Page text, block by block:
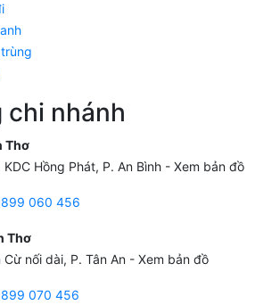
chi nhánh
Thơ
Hồng Phát, P. An Bình - Xem bản đồ
060 456
Thơ
nối dài, P. Tân An - Xem bản đồ
070 456